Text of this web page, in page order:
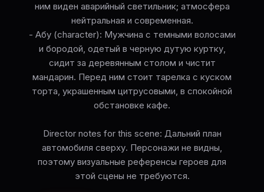
ним виден аварийный светильник; атмосфера
нейтральная и современная.
- Абу (character): Мужчина с темными волосами
и бородой, одетый в черную дутую куртку,
сидит за деревянным столом и чистит
мандарин. Перед ним стоит тарелка с куском
торта, украшенным цитрусовыми, в спокойной
обстановке кафе.
Director notes for this scene: Дальний план
автомобиля сверху. Персонажи не видны,
поэтому визуальные референсы героев для
этой сцены не требуются.